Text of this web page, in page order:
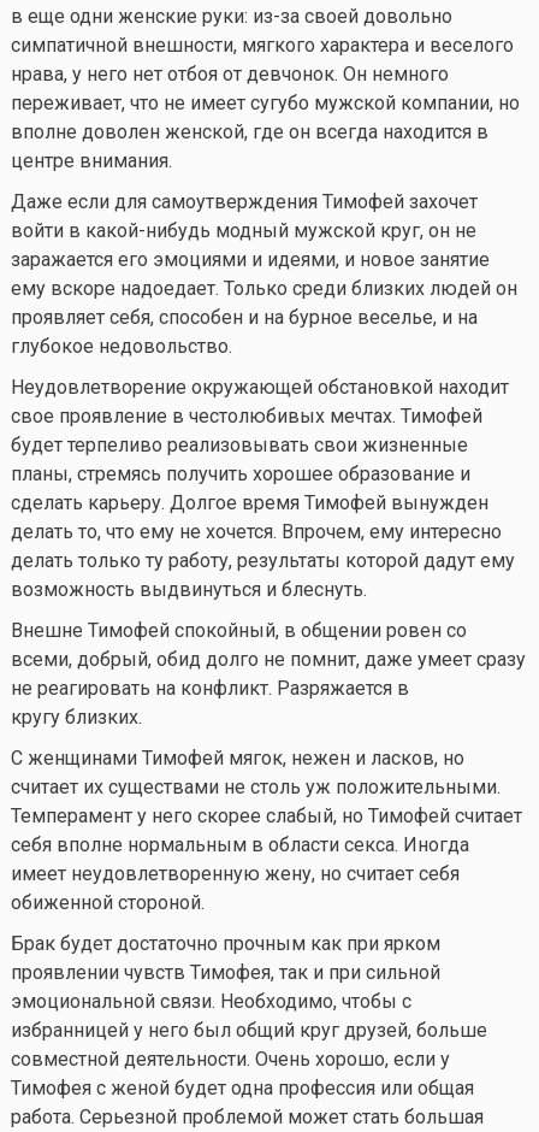
в еще одни женские руки: из-за своей довольно
симпатичной внешности, мягкого характера и веселого
нрава, у него нет отбоя от девчонок. Он немного
переживает, что не имеет сугубо мужской компании, но
вполне доволен женской, где он всегда находится в
центре внимания.
Даже если для самоутверждения Тимофей захочет
войти в какой-нибудь модный мужской круг, он не
заражается его эмоциями и идеями, и новое занятие
ему вскоре надоедает. Только среди близких людей он
проявляет себя, способен и на бурное веселье, и на
глубокое недовольство.
Неудовлетворение окружающей обстановкой находит
свое проявление в честолюбивых мечтах. Тимофей
будет терпеливо реализовывать свои жизненные
планы, стремясь получить хорошее образование и
сделать карьеру. Долгое время Тимофей вынужден
делать то, что ему не хочется. Впрочем, ему интересно
делать только ту работу, результаты которой дадут ему
возможность выдвинуться и блеснуть.
Внешне Тимофей спокойный, в общении ровен со
всеми, добрый, обид долго не помнит, даже умеет сразу
не реагировать на конфликт. Разряжается в
кругу близких.
С женщинами Тимофей мягок, нежен и ласков, но
считает их существами не столь уж положительными.
Темперамент у него скорее слабый, но Тимофей считает
себя вполне нормальным в области секса. Иногда
имеет неудовлетворенную жену, но считает себя
обиженной стороной.
Брак будет достаточно прочным как при ярком
проявлении чувств Тимофея, так и при сильной
эмоциональной связи. Необходимо, чтобы с
избранницей у него был общий круг друзей, больше
совместной деятельности. Очень хорошо, если у
Тимофея с женой будет одна профессия или общая
работа. Серьезной проблемой может стать большая